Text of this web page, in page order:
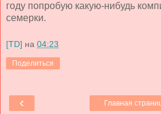
году попробую какую-нибудь
семерки.
[TD] на 04:23
Поделиться
‹ Главная